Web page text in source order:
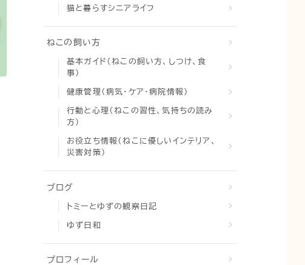
猫と暮らすシニアライフ
ねこの飼い方
基本ガイド（ねこの飼い方、しつけ、食
事）
健康管理（病気・ケア・病院情報）
行動と心理（ねこの習性、気持ちの読み
方）
お役立ち情報（ねこに優しいインテリア、
災害対策）
ブログ
トミーとゆずの観察日記
ゆず日和
プロフィール